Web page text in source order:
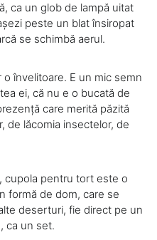
ca un glob de lampă uitat
peste un blat însiropat
se schimbă aerul.
învelitoare. E un mic semn
ei, că nu e o bucată de
care merită păzită
de lăcomia insectelor, de
cupola pentru tort este o
formă de dom, care se
deserturi, fie direct pe un
ca un set.